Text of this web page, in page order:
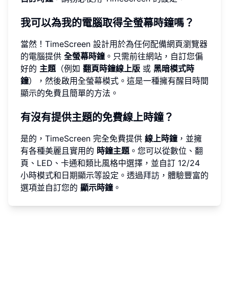
我可以為我的電腦取得全螢幕時鐘嗎？
當然！TimeScreen 設計用於為任何配備網頁瀏覽器
的電腦提供 全螢幕時鐘。只需前往網站，自訂您偏
好的 主題（例如 翻頁時鐘線上版 或 黑暗模式時
鐘），然後啟用全螢幕模式。這是一種擁有醒目時間
顯示的免費且簡單的方法。
有沒有提供主題的免費線上時鐘？
是的，TimeScreen 完全免費提供 線上時鐘，並擁
有各種美麗且實用的 時鐘主題。您可以從數位、翻
頁、LED、卡通和類比風格中選擇，並自訂 12/24
小時模式和日期顯示等設定。透過拜訪 ，體驗豐富的
選項並自訂您的 顯示時鐘。